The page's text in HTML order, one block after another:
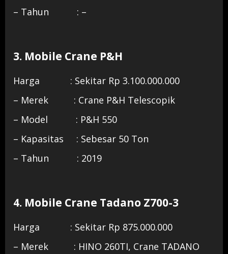
– Tahun : –
3. Mobile Crane P&H
Harga : Sekitar Rp 3.100.000.000
– Merek : Crane P&H Telescopik
– Model : P&H 550
– Kapasitas : Sebesar 50 Ton
– Tahun : 2019
4. Mobile Crane Tadano Z700-3
Harga : Sekitar Rp 875.000.000
– Merek : HINO 260TI, Crane TADANO